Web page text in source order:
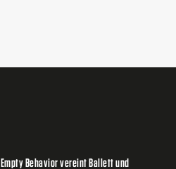
Empty Behavior vereint Ballett und